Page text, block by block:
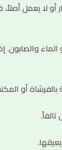
أو لا يعمل
والصابون.
أو
تالفاً.